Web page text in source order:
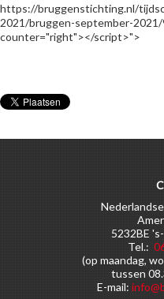
https://bruggenstichting.nl/
2021/bruggen-september-
counter="right"></script>">
5232BE
Tel.:
(op maandag,
tussen
E-mail: